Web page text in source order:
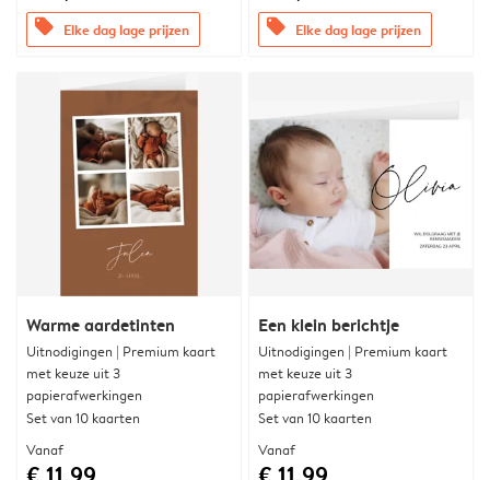
offers Elke dag lage prijzen offers Elke dag lage prijzen
Warme aardetinten
Uitnodigingen | Premium kaart
met keuze uit 3
papierafwerkingen
Set van 10 kaarten
Vanaf
Een klein berichtje
Uitnodigingen | Premium kaart
met keuze uit 3
papierafwerkingen
Set van 10 kaarten
Vanaf